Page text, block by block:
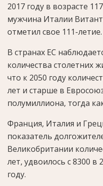
2017 году в возрасте
мужчина Италии
отметил свое 111-летие.
В странах ЕС
количества столетних
что к 2050 году
лет и старше в
полумиллиона, тогда
Франция, Италия и
показатель
Великобритании
лет, удвоилось с 8300 в
году.